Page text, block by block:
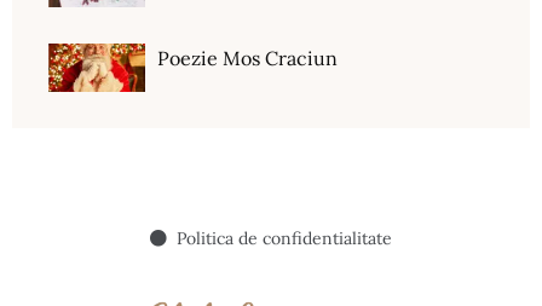
Poezie Mos Craciun
Politica de confidentialitate